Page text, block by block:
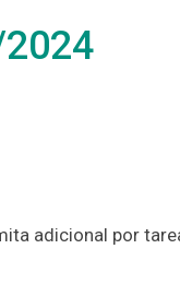
adicional por